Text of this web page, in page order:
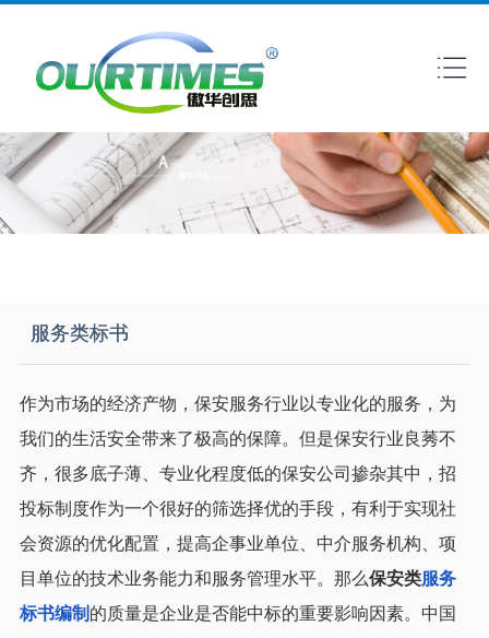
服务类标书
作为市场的经济产物，保安服务行业以专业化的服务，为
我们的生活安全带来了极高的保障。但是保安行业良莠不
齐，很多底子薄、专业化程度低的保安公司掺杂其中，招
投标制度作为一个很好的筛选择优的手段，有利于实现社
会资源的优化配置，提高企事业单位、中介服务机构、项
目单位的技术业务能力和服务管理水平。那么保安类服务
标书编制 的质量是企业是否能中标的重要影响因素。 中国